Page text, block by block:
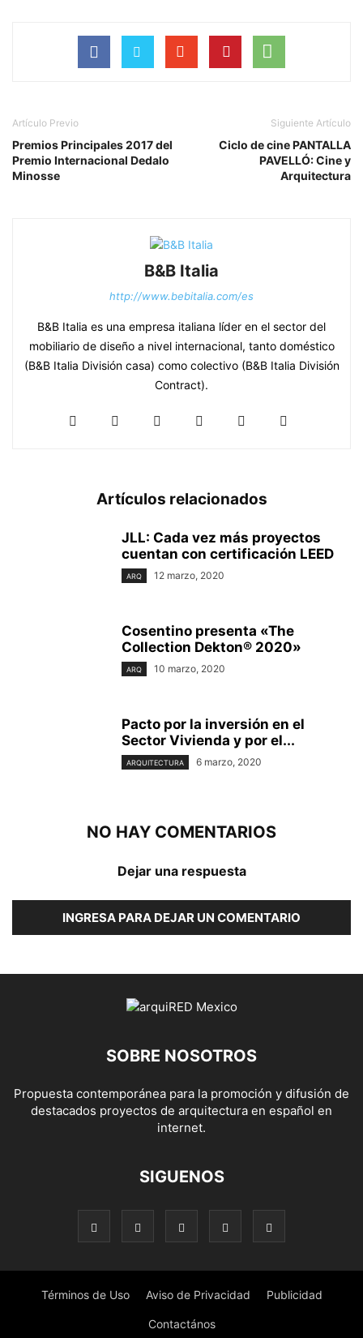
Artículo Previo
Premios Principales 2017 del
Premio Internacional Dedalo
Minosse
Siguiente Artículo
Ciclo de cine PANTALLA
PAVELLÓ: Cine y
Arquitectura
B&B Italia
http://www.bebitalia.com/es
B&B Italia es una empresa italiana líder en el sector del
mobiliario de diseño a nivel internacional, tanto doméstico
(B&B Italia División casa) como colectivo (B&B Italia División
Contract).
Artículos relacionados
JLL: Cada vez más proyectos
cuentan con certificación LEED
ARQ 12 marzo, 2020
Cosentino presenta «The
Collection Dekton® 2020»
ARQ 10 marzo, 2020
Pacto por la inversión en el
Sector Vivienda y por el...
ARQUITECTURA 6 marzo, 2020
NO HAY COMENTARIOS
Dejar una respuesta
INGRESA PARA DEJAR UN COMENTARIO
SOBRE NOSOTROS
Propuesta contemporánea para la promoción y difusión de
destacados proyectos de arquitectura en español en
internet.
SIGUENOS
Términos de Uso Aviso de Privacidad Publicidad
Contactános